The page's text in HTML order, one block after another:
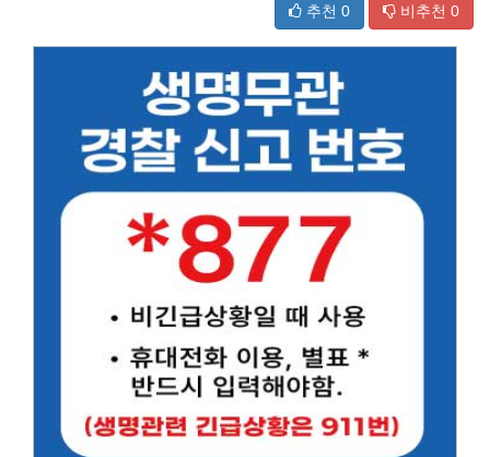
추천 0 비추천 0